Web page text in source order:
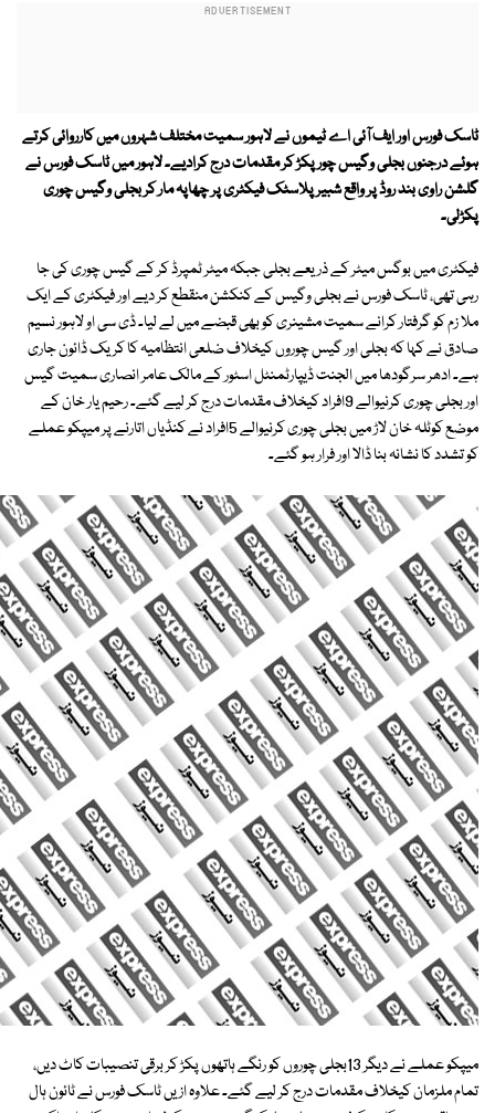
ٹاسک فورس اور ایف آئی اے ٹیموں نے لاہور سمیت مختلف شہروں میں کارروائی کرتے
ہوئے درجنوں بجلی وگیس چور پکڑ کر مقدمات درج کرادیے۔ لاہور میں ٹاسک فورس نے
گلشن راوی بند روڈ پر واقع شبیر پلاسٹک فیکٹری پر چھاپہ مار کر بجلی وگیس چوری
پکڑلی۔
فیکٹری میں بوگس میٹر کے ذریعے بجلی جبکہ میٹر ٹمپرڈ کر کے گیس چوری کی جا
رہی تھی، ٹاسک فورس نے بجلی وگیس کے کنکشن منقطع کر دیے اور فیکٹری کے ایک
ملا زم کو گرفتار کرانے سمیت مشینری کو بھی قبضے میں لے لیا۔ ڈی سی او لاہور نسیم
صادق نے کہا کہ بجلی اور گیس چوروں کیخلاف ضلعی انتظامیہ کا کریک ڈائون جاری
ہے۔ ادھر سرگودھا میں الجنت ڈیپارٹمنٹل اسٹور کے مالک عامر انصاری سمیت گیس
اور بجلی چوری کرنیوالے 9افراد کیخلاف مقدمات درج کر لیے گئے۔ رحیم یار خان کے
موضع کوٹلہ خان لاڑ میں بجلی چوری کرنیوالے 5افراد نے کنڈیاں اتارنے پر میپکو عملے
کو تشدد کا نشانہ بنا ڈالا اور فرار ہو گئے۔
میپکو عملے نے دیگر 13بجلی چوروں کو رنگے ہاتھوں پکڑ کر برقی تنصیبات کاٹ دیں،
تمام ملزمان کیخلاف مقدمات درج کر لیے گئے۔ علاوہ ازیں ٹاسک فورس نے ٹائون ہال